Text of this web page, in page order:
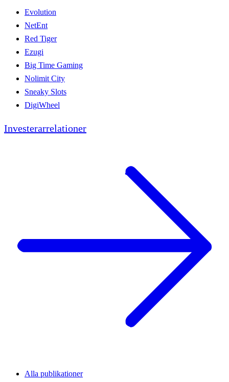
Evolution
NetEnt
Red Tiger
Ezugi
Big Time Gaming
Nolimit City
Sneaky Slots
DigiWheel
Investerarrelationer
Alla publikationer